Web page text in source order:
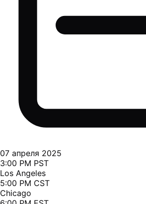
07 апреля 2025
3:00 PM PST
Los Angeles
5:00 PM CST
Chicago